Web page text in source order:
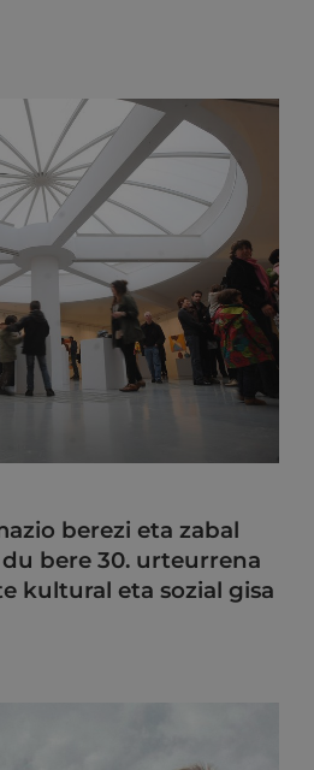
berezi eta zabal
bere 30. urteurrena
kultural eta sozial gisa